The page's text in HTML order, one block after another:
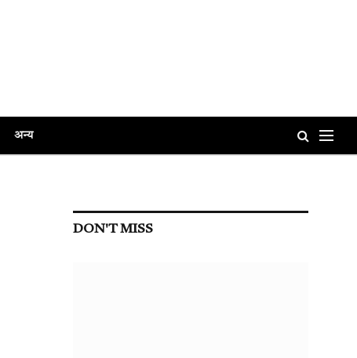
अन्य
DON'T MISS